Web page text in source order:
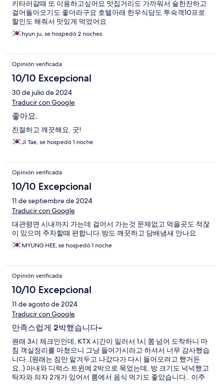
키타러갈때 또 이용하고싶어요 맛집거리도 가까워서 술한잔하고
걸어돌아오기도 좋더라구요 호텔아래 한우식당도 투숙객10프로
할인도 해줘서 맛있게 먹었어요
hyun ju, se hospedó 2 noches
Opinión verificada
10/10 Excepcional
30 de julio de 2024
Traducir con Google
좋아요.
친절하고 깨끗해요. 굿!
Ji Tae, se hospedó 1 noche
Opinión verificada
10/10 Excepcional
11 de septiembre de 2024
Traducir con Google
대관령면 시내까지 가는데 걸어서 가는것 문제없고 먹을곳도 적잖
이 있으며 주차할때 편합니다.방도 깨끗하고 담배냄새 안나요
MYUNG HEE, se hospedó 1 noche
Opinión verificada
10/10 Excepcional
11 de agosto de 2024
Traducir con Google
만족스럽게 2박했습니다~
원래 3시 체크인인데, KTX 시간이 일러서 1시 쫌 넘어 도착하니 마
침 객실정리를 마쳤으니 그냥 들어가시라고 하셔서 너무 감사했습
니다..(원래는 짐만 맡겨두고 나갔다가 다시 들어오려고 했거든
요..) 아내와 디럭스 트윈에 2박으로 묵었는데, 방 크기도 넉넉했고
탁자와 의자 2개가 있어서 룸에서 음식 먹기도 좋았습니다.. 이주